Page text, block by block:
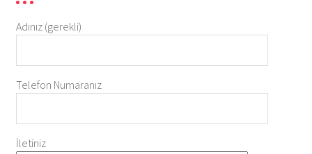
Adınız (gerekli)
Telefon Numaranız
İletiniz